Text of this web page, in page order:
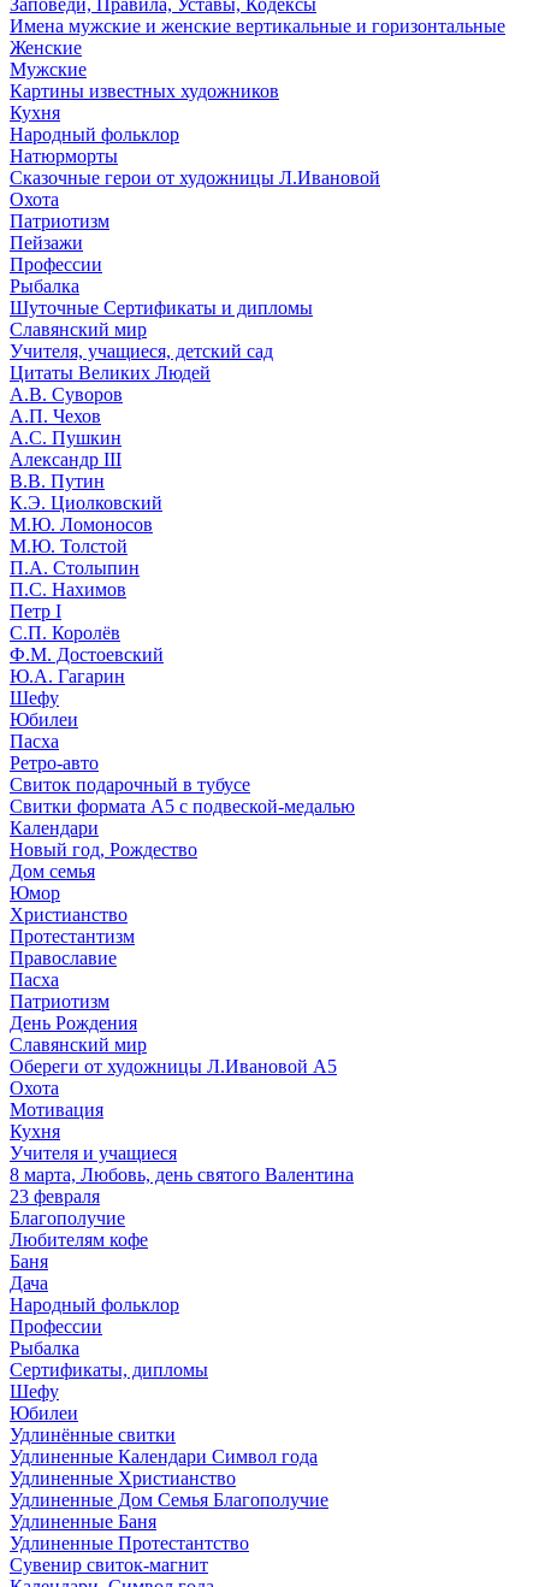
Заповеди, Правила, Уставы, Кодексы
Имена мужские и женские вертикальные и горизонтальные
Женские
Мужские
Картины известных художников
Кухня
Народный фольклор
Натюрморты
Сказочные герои от художницы Л.Ивановой
Охота
Патриотизм
Пейзажи
Профессии
Рыбалка
Шуточные Сертификаты и дипломы
Славянский мир
Учителя, учащиеся, детский сад
Цитаты Великих Людей
А.В. Суворов
А.П. Чехов
А.С. Пушкин
Александр III
В.В. Путин
К.Э. Циолковский
М.Ю. Ломоносов
М.Ю. Толстой
П.А. Столыпин
П.С. Нахимов
Петр I
С.П. Королёв
Ф.М. Достоевский
Ю.А. Гагарин
Шефу
Юбилеи
Пасха
Ретро-авто
Свиток подарочный в тубусе
Свитки формата А5 с подвеской-медалью
Календари
Новый год, Рождество
Дом семья
Юмор
Христианство
Протестантизм
Православие
Пасха
Патриотизм
День Рождения
Славянский мир
Обереги от художницы Л.Ивановой А5
Охота
Мотивация
Кухня
Учителя и учащиеся
8 марта, Любовь, день святого Валентина
23 февраля
Благополучие
Любителям кофе
Баня
Дача
Народный фольклор
Профессии
Рыбалка
Сертификаты, дипломы
Шефу
Юбилеи
Удлинённые свитки
Удлиненные Календари Символ года
Удлиненные Христианство
Удлиненные Дом Семья Благополучие
Удлиненные Баня
Удлиненные Протестантство
Сувенир свиток-магнит